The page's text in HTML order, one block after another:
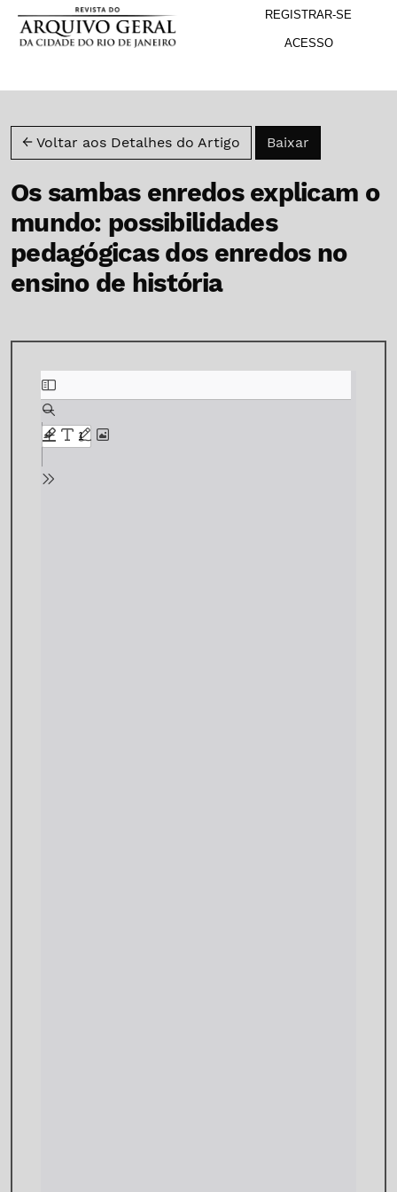
Ir para o menu de navegação principal
Ir para o conteúdo principal
Ir para o rodapé REGISTRAR-SE
ACESSO
← Voltar aos Detalhes do Artigo Baixar
Os sambas enredos explicam o
mundo: possibilidades
pedagógicas dos enredos no
ensino de história